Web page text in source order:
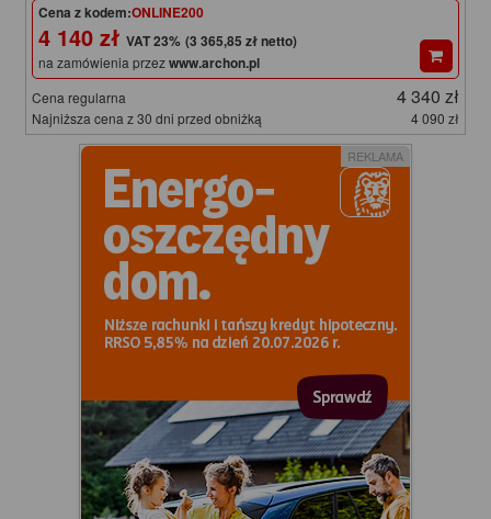
Cena z kodem:ONLINE200
4 140 zł (3 365,85 zł netto)
na zamówienia przezwww.archon.pl
Cena regularna 4 340 zł
Najniższa cena z 30 dni przed obniżką 4 090 zł
REKLAMA